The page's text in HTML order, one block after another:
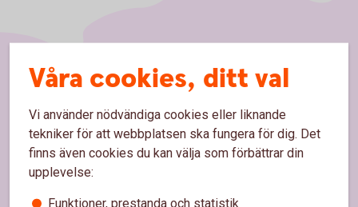
Våra cookies, ditt val
Vi använder nödvändiga cookies eller liknande
tekniker för att webbplatsen ska fungera för dig. Det
finns även cookies du kan välja som förbättrar din
upplevelse:
Funktioner, prestanda och statistik
Sidfot
Hitta snabbt
Kundservice
Spärrhjälp